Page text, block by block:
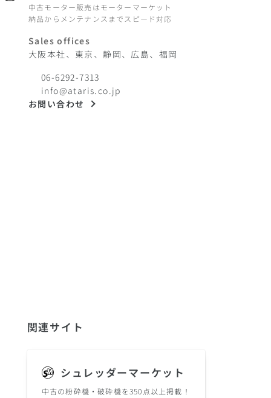
中古モーター販売はモーターマーケット
納品からメンテナンスまでスピード対応
Sales offices
大阪本社、東京、静岡、広島、福岡
06-6292-7313
info@ataris.co.jp
お問い合わせ
関連サイト
シュレッダーマーケット
中古の粉砕機・破砕機を350点以上掲載！